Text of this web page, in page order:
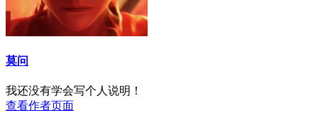
莫问
我还没有学会写个人说明！
查看作者页面